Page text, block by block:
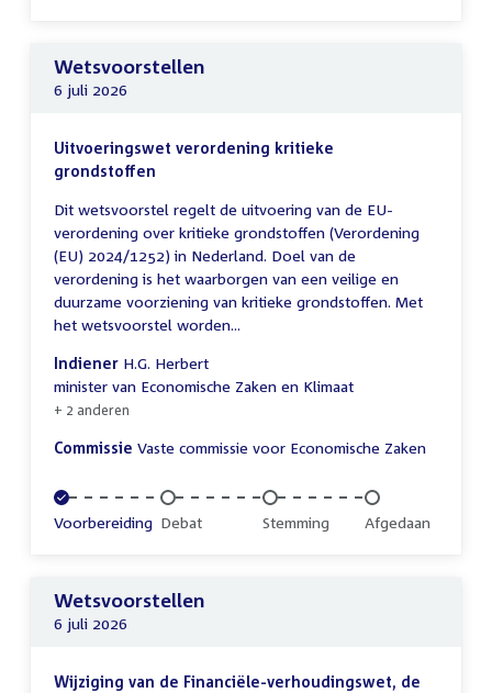
Wetsvoorstellen
6 juli 2026
Uitvoeringswet verordening kritieke
grondstoffen
Dit wetsvoorstel regelt de uitvoering van de EU-
verordening over kritieke grondstoffen (Verordening
(EU) 2024/1252) in Nederland. Doel van de
verordening is het waarborgen van een veilige en
duurzame voorziening van kritieke grondstoffen. Met
het wetsvoorstel worden...
Indiener H.G. Herbert
minister van Economische Zaken en Klimaat
+ 2 anderen
Commissie Vaste commissie voor Economische Zaken
Voltooid:
Voorbereiding Onvoltooid:
Debat Onvoltooid:
Stemming Onvoltooid:
Afgedaan
Wetsvoorstellen
6 juli 2026
Wijziging van de Financiële-verhoudingswet, de